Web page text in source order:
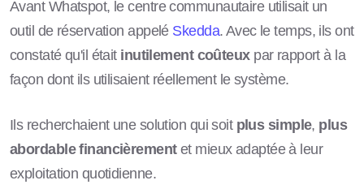
Avant Whatspot, le centre communautaire utilisait un
outil de réservation appelé Skedda. Avec le temps, ils ont
constaté qu'il était inutilement coûteuxpar rapport à la
façon dont ils utilisaient réellement le système.
Ils recherchaient une solution qui soit plus simple, plus
abordable financièrementet mieux adaptée à leur
exploitation quotidienne.